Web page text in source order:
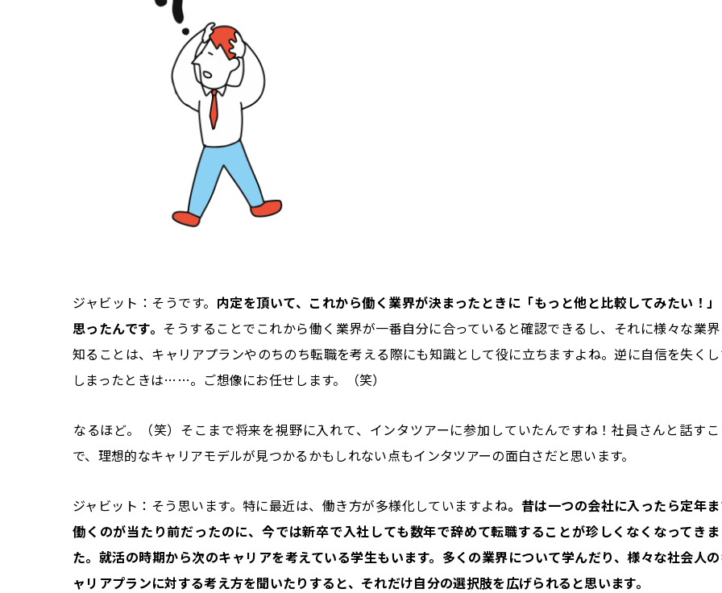
ジャビット：そうです。 内定を頂いて、これから働く業界が決まったときに「もっと他と比較してみたい！
思ったんです。 そうすることでこれから働く業界が一番自分に合っていると確認できるし、それに様々な業
知ることは、キャリアプランやのちのち転職を考える際にも知識として役に立ちますよね。逆に自信を失く
しまったときは……。ご想像にお任せします。（笑）
――なるほど。（笑）そこまで将来を視野に入れて、インタツアーに参加していたんですね！社員さんと話す
で、理想的なキャリアモデルが見つかるかもしれない点もインタツアーの面白さだと思います。
ジャビット：そう思います。特に最近は、働き方が多様化していますよね。昔は一つの会社に入ったら定年
働くのが当たり前だったのに、今では新卒で入社しても数年で辞めて転職することが珍しくなくなってき
た。就活の時期から次のキャリアを考えている学生もいます。多くの業界について学んだり、様々な社会人
ャリアプランに対する考え方を聞いたりすると、それだけ自分の選択肢を広げられると思います。